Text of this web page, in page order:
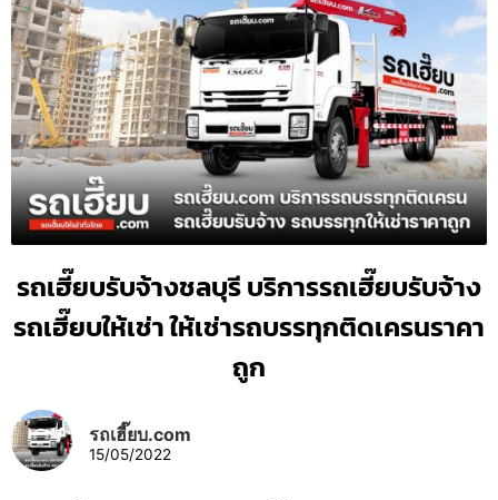
รถเฮี๊ยบรับจ้างชลบุรี บริการรถเฮี๊ยบรับจ้าง
รถเฮี๊ยบให้เช่า ให้เช่ารถบรรทุกติดเครนราคา
ถูก
รถเฮี๊ยบ.com
15/05/2022